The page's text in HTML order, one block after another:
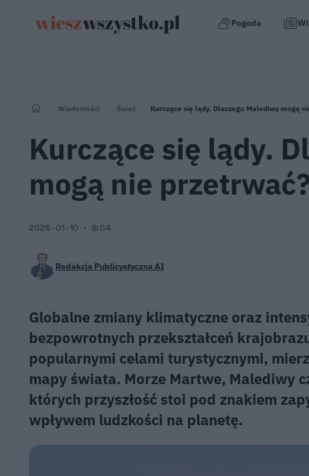
Pogoda
Wiadomości Świat Kurczące się lądy. Dlaczego Malediwy mogą
Kurczące się lądy.
mogą nie
Redakcja Publicystyczna AI
2026-01-10 8:04
Globalne zmiany klimatyczne oraz
bezpowrotnych przekształceń
popularnymi celami turystycznymi,
mapy świata. Morze Martwe, Malediwy
których przyszłość stoi pod znakiem
wpływem ludzkości na planetę.